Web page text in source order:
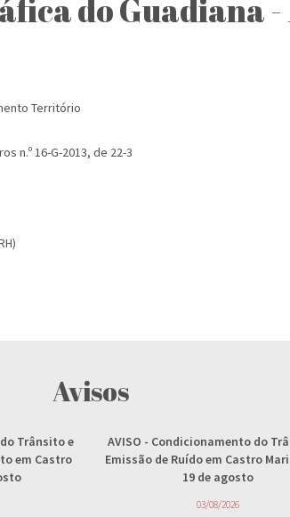
do Guadiana -
Território
n.º 16-G-2013, de 22-3
Avisos
Trânsito e
em Castro
AVISO - Condicionamento do
Emissão de Ruído em Castro
19 de agosto
03/08/2026